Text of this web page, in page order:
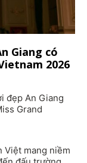
Giang có
2026
đẹp An Giang
Grand
Việt mang niềm